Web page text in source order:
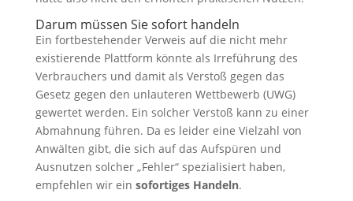
Darum müssen Sie sofort handeln
Ein fortbestehender Verweis auf die nicht mehr
existierende Plattform könnte als Irreführung des
Verbrauchers und damit als Verstoß gegen das
Gesetz gegen den unlauteren Wettbewerb (UWG)
gewertet werden. Ein solcher Verstoß kann zu einer
Abmahnung führen. Da es leider eine Vielzahl von
Anwälten gibt, die sich auf das Aufspüren und
Ausnutzen solcher „Fehler“ spezialisiert haben,
empfehlen wir ein sofortiges Handeln.